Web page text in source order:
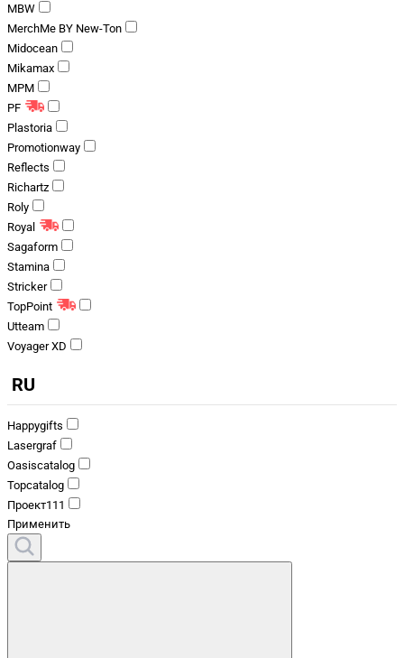
MBW
MerchMe BY New-Ton
Midocean
Mikamax
MPM
PF
Plastoria
Promotionway
Reflects
Richartz
Roly
Royal
Sagaform
Stamina
Stricker
TopPoint
Utteam
Voyager XD
RU
Happygifts
Lasergraf
Oasiscatalog
Topcatalog
Проект111
Применить